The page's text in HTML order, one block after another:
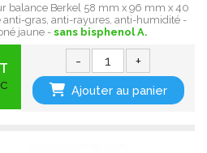
balance Berkel 58 mm x 96 mm x 40
gras, anti-rayures, anti-humidité -
jaune - sans bisphenol A.
- +
Ajouter au panier